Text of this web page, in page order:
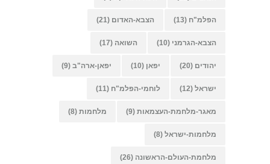
הפלמ"ח (13) הצבא-האדום (21)
הצבא-הגרמני (10) השואה (17)
יהודים (20) יפאן (10) יפאן-ארה"ב (9)
ישראל (12) לוחמי-הפלמ"ח (11)
מאגר-מלחמת-העצמאות (9) מלחמות (8)
מלחמות-ישראל (8)
מלחמת-העולם-הראשונה (26)